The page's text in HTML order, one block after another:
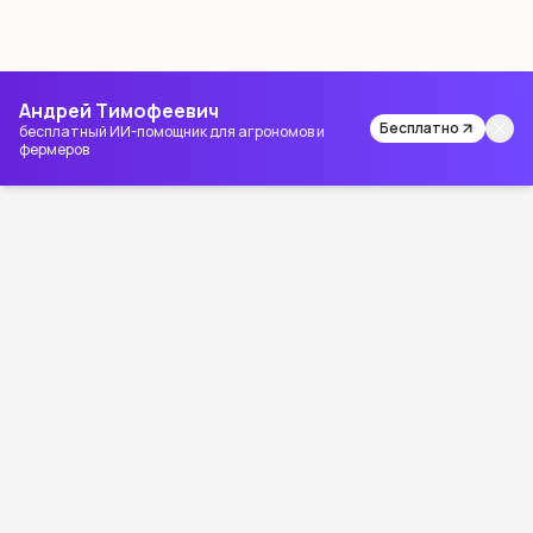
Андрей Тимофеевич
бесплатный ИИ-помощник для агрономов и
фермеров
Бесплатно